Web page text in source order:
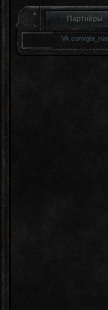
Партнёры
Vk.com/gta_rus